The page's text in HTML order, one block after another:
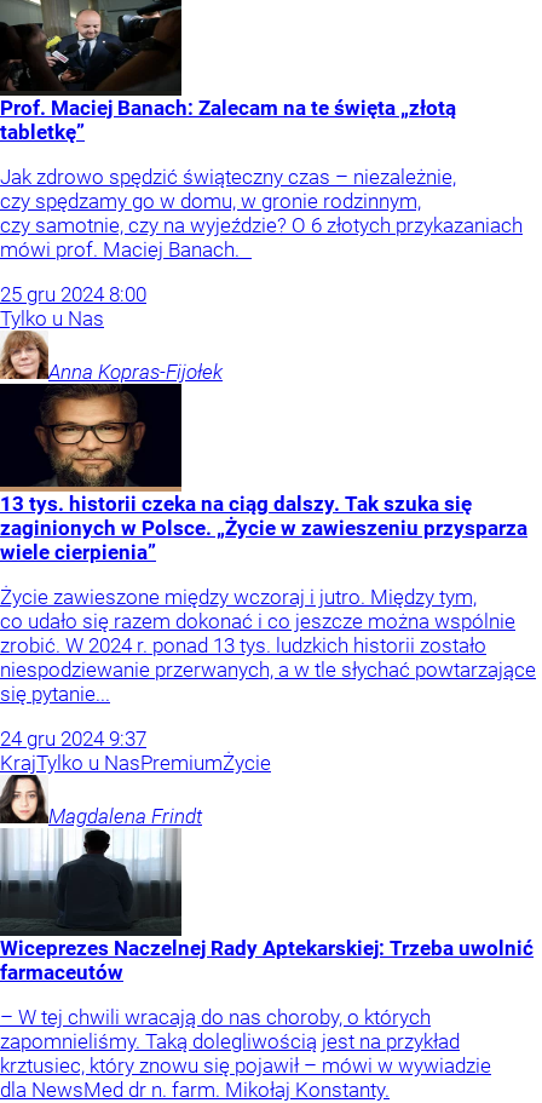
Prof. Maciej Banach: Zalecam na te święta „złotą
tabletkę”
Jak zdrowo spędzić świąteczny czas – niezależnie,
czy spędzamy go w domu, w gronie rodzinnym,
czy samotnie, czy na wyjeździe? O 6 złotych przykazaniach
mówi prof. Maciej Banach.
25 gru 2024 8:00
Tylko u Nas
Anna Kopras-Fijołek
13 tys. historii czeka na ciąg dalszy. Tak szuka się
zaginionych w Polsce. „Życie w zawieszeniu przysparza
wiele cierpienia”
Życie zawieszone między wczoraj i jutro. Między tym,
co udało się razem dokonać i co jeszcze można wspólnie
zrobić. W 2024 r. ponad 13 tys. ludzkich historii zostało
niespodziewanie przerwanych, a w tle słychać powtarzające
się pytanie...
24 gru 2024 9:37
KrajTylko u NasPremiumŻycie
Magdalena Frindt
Wiceprezes Naczelnej Rady Aptekarskiej: Trzeba uwolnić
farmaceutów
– W tej chwili wracają do nas choroby, o których
zapomnieliśmy. Taką dolegliwością jest na przykład
krztusiec, który znowu się pojawił – mówi w wywiadzie
dla NewsMed dr n. farm. Mikołaj Konstanty.